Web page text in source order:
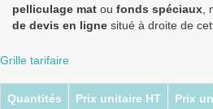
pelliculage mat ou fonds spéciaux
de devis en ligne situé à droite de
Grille tarifaire
Quantités Prix unitaire HT Prix